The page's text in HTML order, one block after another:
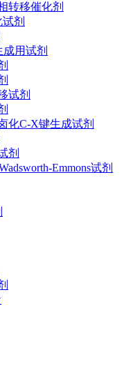
转移催化剂
剂
成用试剂
试剂
化C-X键生成试剂
剂
Emmons试剂